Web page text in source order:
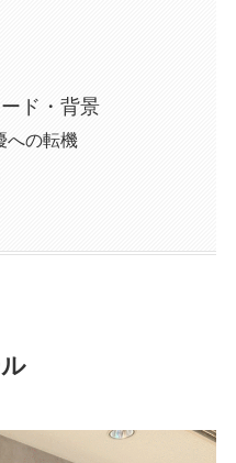
ド・背景
への転機